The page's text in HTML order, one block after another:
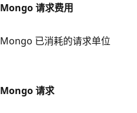
Mongo 请求费用
Mongo 已消耗的请求单位
Mongo 请求